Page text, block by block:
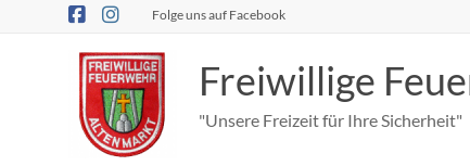
Folge uns auf Facebook
Freiwillige
"Unsere Freizeit für Ihre Sicherheit"